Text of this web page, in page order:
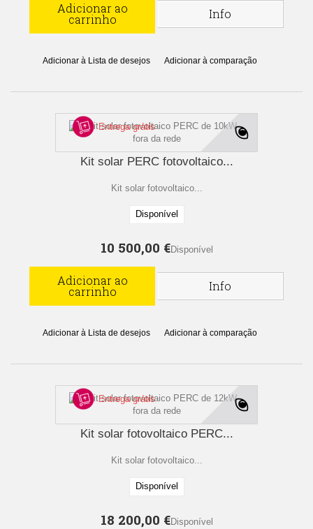
Adicionar ao
carrinho Info
Adicionar à Lista de desejos Adicionar à comparação
Entrega grátis
Kit solar PERC fotovoltaico...
Kit solar fotovoltaico...
Disponível
10 500,00 €Disponível
Adicionar ao
carrinho Info
Adicionar à Lista de desejos Adicionar à comparação
Entrega grátis
Kit solar fotovoltaico PERC...
Kit solar fotovoltaico...
Disponível
18 200,00 €Disponível